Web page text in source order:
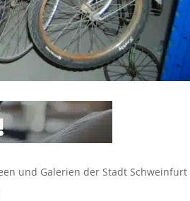
und Galerien der Stadt Schweinfurt